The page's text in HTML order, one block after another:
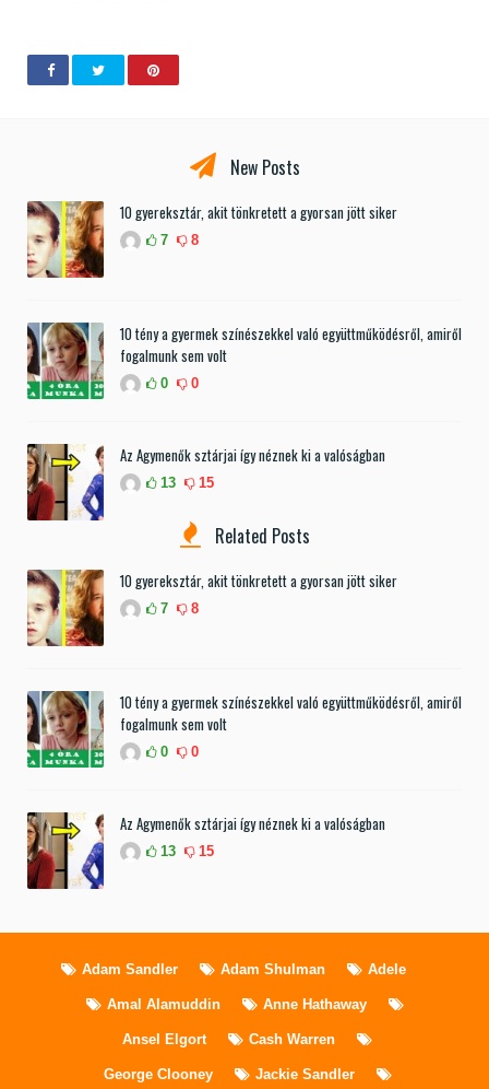
New Posts
10 gyereksztár, akit tönkretett a gyorsan jött siker
7 8
10 tény a gyermek színészekkel való együttműködésről, amiről
fogalmunk sem volt
0 0
Az Agymenők sztárjai így néznek ki a valóságban
13 15
Related Posts
10 gyereksztár, akit tönkretett a gyorsan jött siker
7 8
10 tény a gyermek színészekkel való együttműködésről, amiről
fogalmunk sem volt
0 0
Az Agymenők sztárjai így néznek ki a valóságban
13 15
Adam Sandler Adam Shulman Adele
Amal Alamuddin Anne Hathaway
Ansel Elgort Cash Warren
George Clooney Jackie Sandler